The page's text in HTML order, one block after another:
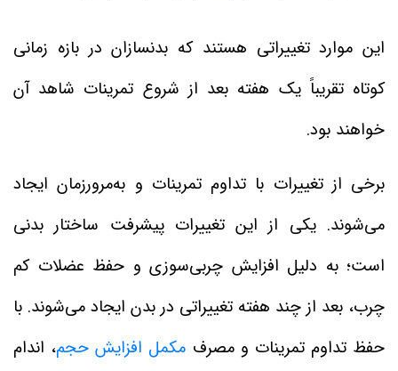
این موارد تغییراتی هستند که بدنسازان در بازه زمانی
کوتاه تقریباً یک هفته بعد از شروع تمرینات شاهد آن
خواهند بود.
برخی از تغییرات با تداوم تمرینات و به‌مرورزمان ایجاد
می‌شوند. یکی از این تغییرات پیشرفت ساختار بدنی
است؛ به دلیل افزایش چربی‌سوزی و حفظ عضلات کم
چرب، بعد از چند هفته تغییراتی در بدن ایجاد می‌شوند. با
حفظ تداوم تمرینات و مصرف مکمل افزایش حجم، اندام